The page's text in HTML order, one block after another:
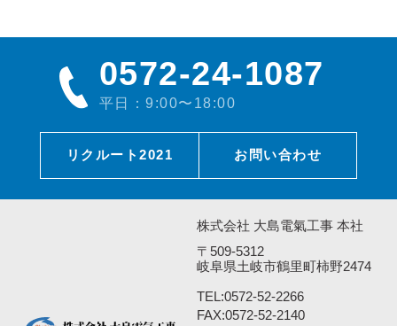
0572-24-1087
平日：9:00〜18:00
リクルート2021 お問い合わせ
株式会社 大島電氣工事 本社
〒509-5312
岐阜県土岐市鶴里町柿野2474
TEL:0572-52-2266
FAX:0572-52-2140